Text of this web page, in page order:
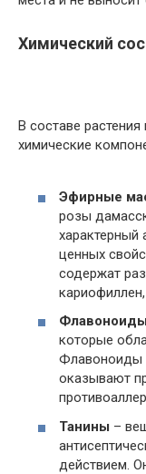
Химический
В составе
химические
Эфирные
розы
ценных
содержат
Флавоноиды
которые
Флавоноиды
оказывают
Танины –
действием.